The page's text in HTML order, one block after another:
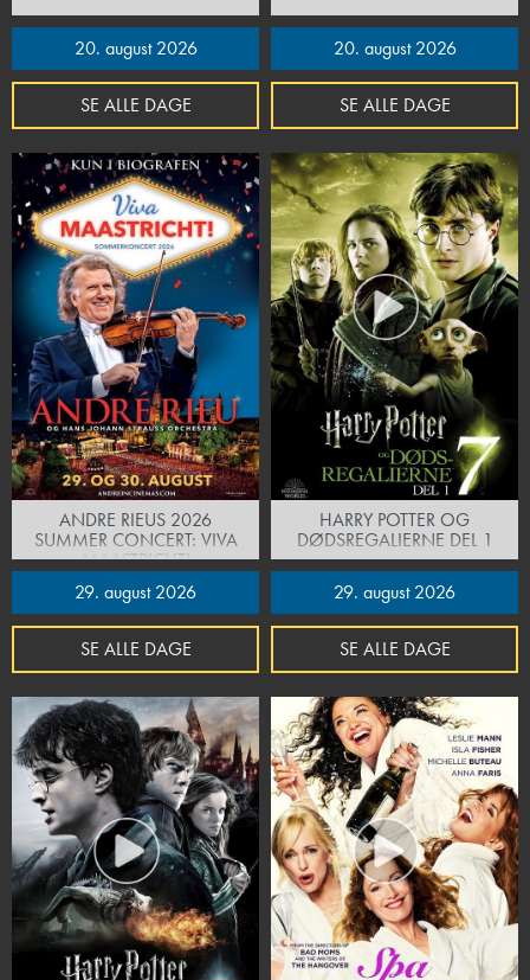
20. august 2026
SE ALLE DAGE
20. august 2026
SE ALLE DAGE
ANDRE RIEUS 2026
SUMMER CONCERT: VIVA
MAASTRICHT!
29. august 2026
SE ALLE DAGE
HARRY POTTER OG
DØDSREGALIERNE DEL 1
29. august 2026
SE ALLE DAGE